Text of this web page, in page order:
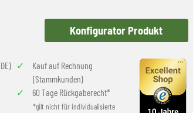
Konfigurator Produkt
Kauf auf Rechnung
(Stammkunden)
60 Tage Rückgaberecht*
*gilt nicht für individualisierte